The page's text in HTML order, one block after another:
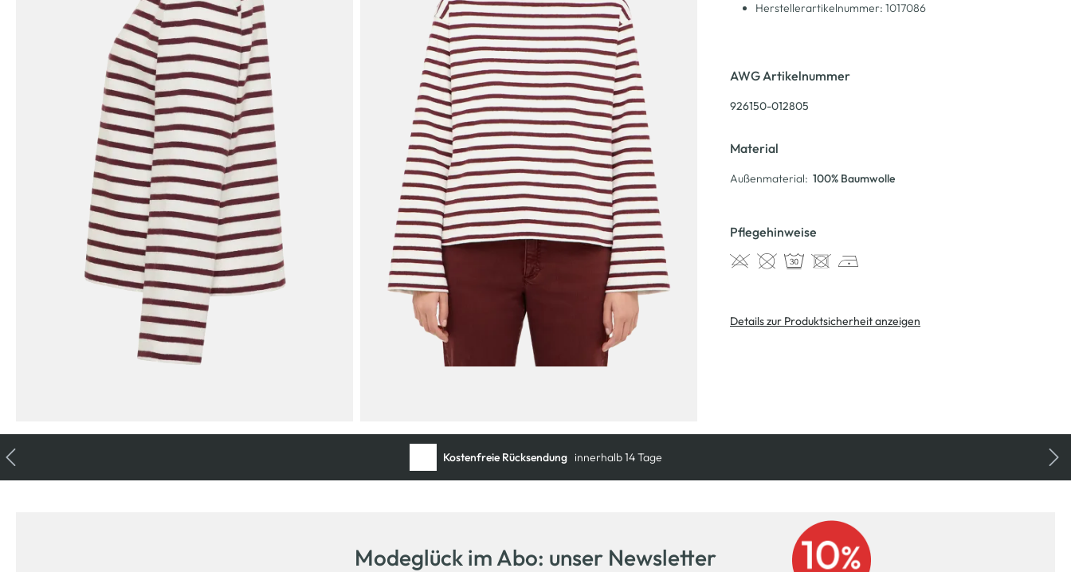
Herstellerartikelnummer: 1017086
AWG Artikelnummer
926150-012805
Material
Außenmaterial: 100% Baumwolle
Pflegehinweise
Details zur Produktsicherheit anzeigen
Kostenfreie Rücksendung innerhalb 14 Tage
Modeglück im Abo: unser Newsletter